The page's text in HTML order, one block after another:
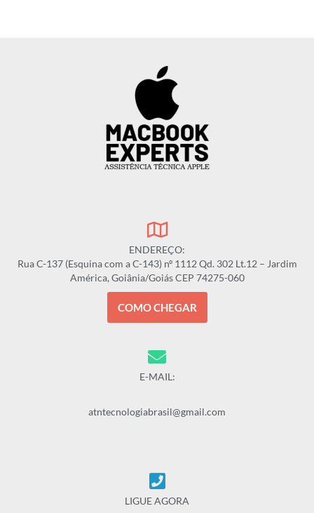
ENDEREÇO:
Rua C-137 (Esquina com a C-143) nº 1112 Qd. 302 Lt.12 – Jardim
América, Goiânia/Goiás CEP 74275-060
COMO CHEGAR
E-MAIL:
atntecnologiabrasil@gmail.com
LIGUE AGORA